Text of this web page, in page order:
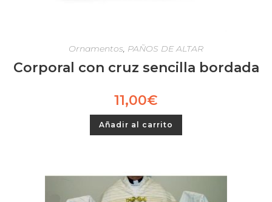
Ornamentos, PAÑOS DE ALTAR
Corporal con cruz sencilla bordada
11,00€
Añadir al carrito